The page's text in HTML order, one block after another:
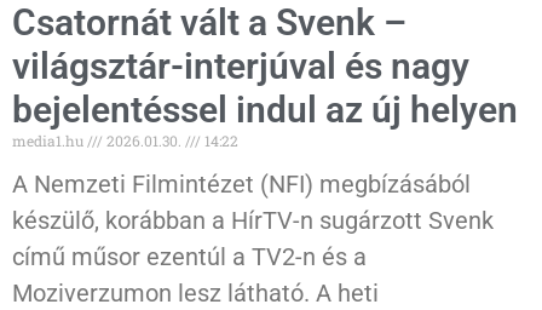
Csatornát vált a Svenk –
világsztár-interjúval és nagy
bejelentéssel indul az új helyen
media1.hu 2026.01.30. 14:22
A Nemzeti Filmintézet (NFI) megbízásából
készülő, korábban a HírTV-n sugárzott Svenk
című műsor ezentúl a TV2-n és a
Moziverzumon lesz látható. A heti